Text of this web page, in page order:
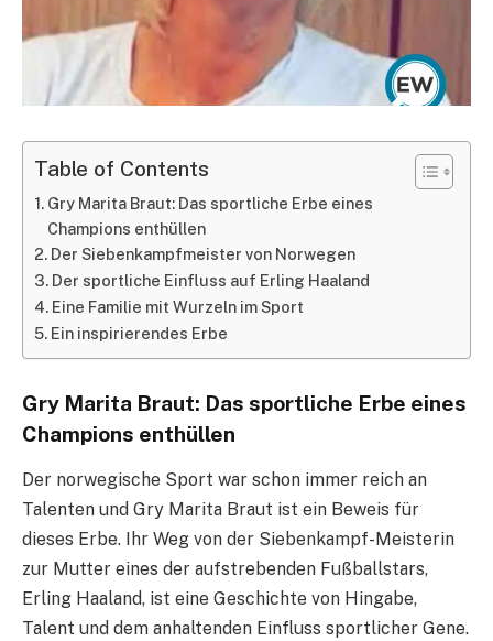
Table of Contents
Gry Marita Braut: Das sportliche Erbe eines
Champions enthüllen
Der Siebenkampfmeister von Norwegen
Der sportliche Einfluss auf Erling Haaland
Eine Familie mit Wurzeln im Sport
Ein inspirierendes Erbe
Gry Marita Braut: Das sportliche Erbe eines
Champions enthüllen
Der norwegische Sport war schon immer reich an
Talenten und Gry Marita Braut ist ein Beweis für
dieses Erbe. Ihr Weg von der Siebenkampf-Meisterin
zur Mutter eines der aufstrebenden Fußballstars,
Erling Haaland, ist eine Geschichte von Hingabe,
Talent und dem anhaltenden Einfluss sportlicher Gene.